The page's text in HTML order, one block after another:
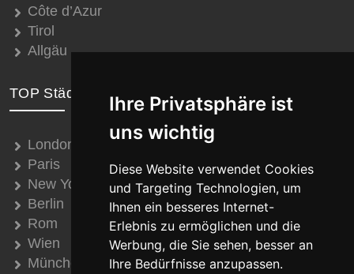
Ihre Privatsphäre ist
uns wichtig
Diese Website verwendet Cookies
und Targeting Technologien, um
Ihnen ein besseres Internet-
Erlebnis zu ermöglichen und die
Werbung, die Sie sehen, besser an
Ihre Bedürfnisse anzupassen.
Côte d’Azur
Tirol
Allgäu
TOP Städte
London
Paris
New York
Berlin
Rom
Wien
München